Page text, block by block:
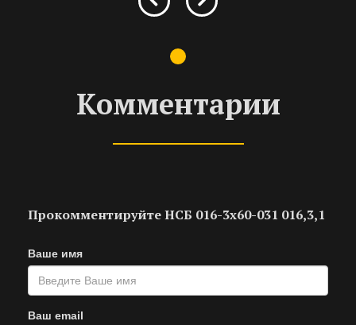
Комментарии
Прокомментируйте НСБ 016-3х60-031 016,3,1
Ваше имя
Ваш email